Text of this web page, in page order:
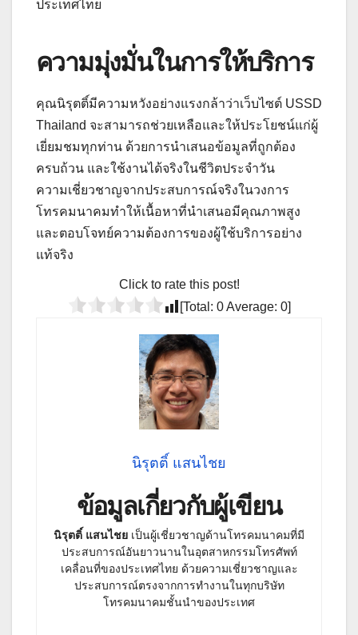
ประเทศไทย
ความมุ่งมั่นในการให้บริการ
คุณนิรุตติ์มีความหวังอย่างแรงกล้าว่าเว็บไซต์ USSD
Thailand จะสามารถช่วยเหลือและให้ประโยชน์แก่ผู้
เยี่ยมชมทุกท่าน ด้วยการนำเสนอข้อมูลที่ถูกต้อง
ครบถ้วน และใช้งานได้จริงในชีวิตประจำวัน
ความเชี่ยวชาญจากประสบการณ์จริงในวงการ
โทรคมนาคมทำให้เนื้อหาที่นำเสนอมีคุณภาพสูง
และตอบโจทย์ความต้องการของผู้ใช้บริการอย่าง
แท้จริง
Click to rate this post!
[Total: 0Average: 0]
นิรุตติ์ แสนไชย
ข้อมูลเกี่ยวกับผู้เขียน
นิรุตติ์ แสนไชย เป็นผู้เชี่ยวชาญด้านโทรคมนาคมที่มี
ประสบการณ์อันยาวนานในอุตสาหกรรมโทรศัพท์
เคลื่อนที่ของประเทศไทย ด้วยความเชี่ยวชาญและ
ประสบการณ์ตรงจากการทำงานในทุกบริษัท
โทรคมนาคมชั้นนำของประเทศ